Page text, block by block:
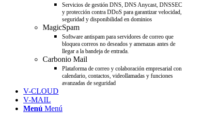
Servicios de gestión DNS, DNS Anycast, DNSSEC
y protección contra DDoS para garantizar velocidad,
seguridad y disponibilidad en dominios
MagicSpam
Software antispam para servidores de correo que
bloquea correos no deseados y amenazas antes de
llegar a la bandeja de entrada.
Carbonio Mail
Plataforma de correo y colaboración empresarial con
calendario, contactos, videollamadas y funciones
avanzadas de seguridad
V-CLOUD
V-MAIL
Menú Menú